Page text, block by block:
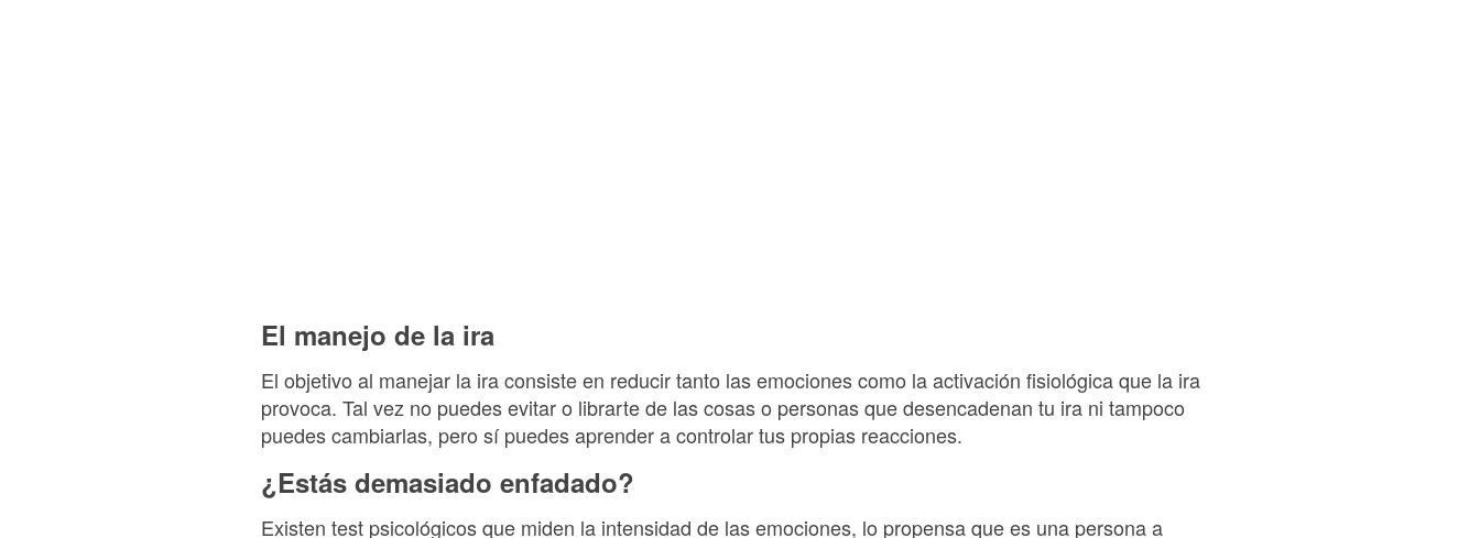
El manejo de la ira
El objetivo al manejar la ira consiste en reducir tanto las emociones como la activación fisiológica que la ira
provoca. Tal vez no puedes evitar o librarte de las cosas o personas que desencadenan tu ira ni tampoco
puedes cambiarlas, pero sí puedes aprender a controlar tus propias reacciones.
¿Estás demasiado enfadado?
Existen test psicológicos que miden la intensidad de las emociones, lo propensa que es una persona a